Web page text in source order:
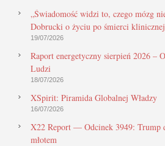
„Świadomość widzi to, czego mózg
Dobrucki o życiu po śmierci klinicznej
19/07/2026
Raport energetyczny sierpień 2026 –
Ludzi
18/07/2026
XSpirit: Piramida Globalnej Władzy
16/07/2026
X22 Report — Odcinek 3949: Trump
młotem